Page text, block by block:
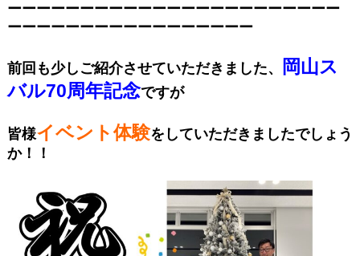
ーーーーーーーーーーーーーーーーーーーーーーー
ーーーーーーーーーーーーーーーーー
前回も少しご紹介させていただきました、
岡山ス
バル70周年記念ですが
皆様イベント体験をしていただきましたでしょう
か！！